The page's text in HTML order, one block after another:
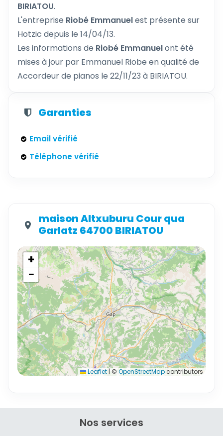
BIRIATOU.
L'entreprise Riobé Emmanuelest présente sur
Hotzic depuis le 14/04/13.
Les informations de Riobé Emmanuelont été
mises à jour par Emmanuel Riobe en qualité de
Accordeur de pianos le 22/11/23 à BIRIATOU.
Garanties
Email vérifié
Téléphone vérifié
maison Altxuburu Cour qua
Garlatz 64700 BIRIATOU
+
−
Leaflet | © OpenStreetMapcontributors
Nos services